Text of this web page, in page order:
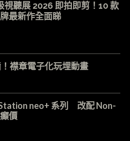
視聽展 2026 即拍即剪！10 款
最新作全面睇
！襟章電子化玩埋動畫
neo+ 系列 改配 Non-
價